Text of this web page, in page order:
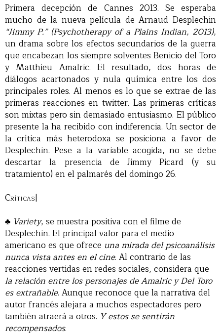
Primera decepción de Cannes 2013. Se esperaba
mucho de la nueva película de Arnaud Desplechin
“Jimmy P.” (Psychotherapy of a Plains Indian, 2013),
un drama sobre los efectos secundarios de la guerra
que encabezan los siempre solventes Benicio del Toro
y Matthieu Amalric. El resultado, dos horas de
diálogos acartonados y nula química entre los dos
principales roles. Al menos es lo que se extrae de las
primeras reacciones en twitter. Las primeras críticas
son mixtas pero sin demasiado entusiasmo. El público
presente la ha recibido con indiferencia. Un sector de
la crítica más heterodoxa se posiciona a favor de
Desplechin. Pese a la variable acogida, no se debe
descartar la presencia de Jimmy Picard (y su
tratamiento) en el palmarés del domingo 26.
Críticas|
♣ Variety, se muestra positiva con el filme de
Desplechin. El principal valor para el medio
americano es que ofrece una mirada del psicoanálisis
nunca vista antes en el cine. Al contrario de las
reacciones vertidas en redes sociales, considera que
la relación entre los personajes de Amalric y Del Toro
es extrañable. Aunque reconoce que la narrativa del
autor francés alejara a muchos espectadores pero
también atraerá a otros. Y estos se sentirán
recompensados.